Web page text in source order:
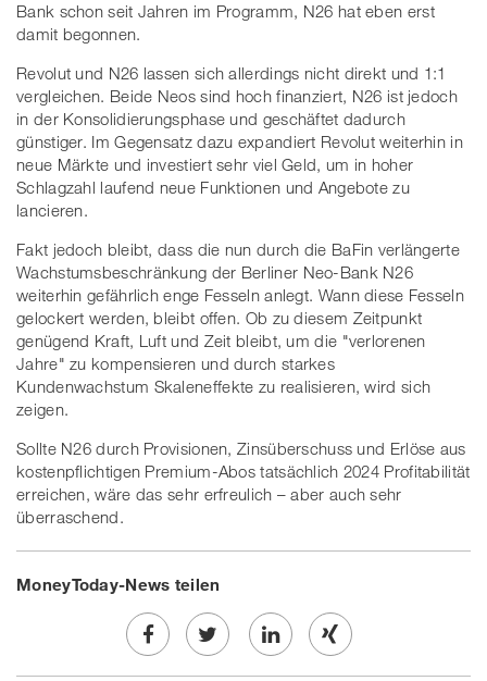
Bank schon seit Jahren im Programm, N26 hat eben erst
damit begonnen.
Revolut und N26 lassen sich allerdings nicht direkt und 1:1
vergleichen. Beide Neos sind hoch finanziert, N26 ist jedoch
in der Konsolidierungsphase und geschäftet dadurch
günstiger. Im Gegensatz dazu expandiert Revolut weiterhin in
neue Märkte und investiert sehr viel Geld, um in hoher
Schlagzahl laufend neue Funktionen und Angebote zu
lancieren.
Fakt jedoch bleibt, dass die nun durch die BaFin verlängerte
Wachstumsbeschränkung der Berliner Neo-Bank N26
weiterhin gefährlich enge Fesseln anlegt. Wann diese Fesseln
gelockert werden, bleibt offen. Ob zu diesem Zeitpunkt
genügend Kraft, Luft und Zeit bleibt, um die "verlorenen
Jahre" zu kompensieren und durch starkes
Kundenwachstum Skaleneffekte zu realisieren, wird sich
zeigen.
Sollte N26 durch Provisionen, Zinsüberschuss und Erlöse aus
kostenpflichtigen Premium-Abos tatsächlich 2024 Profitabilität
erreichen, wäre das sehr erfreulich – aber auch sehr
überraschend.
MoneyToday-News teilen
Share Twe Share Share